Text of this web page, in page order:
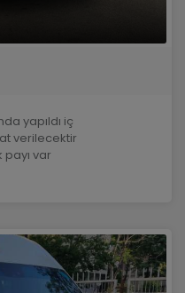
yapıldı iç
verilecektir
payı var